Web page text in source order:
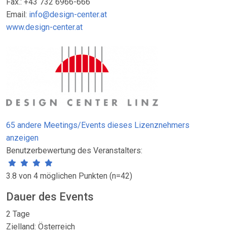
Email: info@design-center.at
www.design-center.at
65 andere Meetings/Events dieses Lizenznehmers
anzeigen
Benutzerbewertung des Veranstalters:
3.8 von 4 möglichen Punkten (n=42)
Dauer des Events
2 Tage
Zielland: Österreich